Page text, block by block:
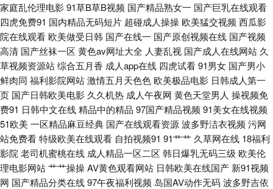
成人 亚州色图 av福利资源 红桃视频在线观 日韩电影手机在线观看 又污又黄
国产一 高清在线 免费人成视网站 五月激情爽片 91在线视频福利 国产在线偷
日本爽爽爽爽爽爽在 一区二区三区分类视频 电影院在线观看 另类图片欧美
色图 天天综合人人网 91精品视频网 国产亚洲V^ 青青草好屌色 在线播放一区
二区三区 国产99re在 免费激情 我的好妈妈4中字电影在线观看 99re热 国语
自产偷拍 日本美女三级蜜芽 亚洲综合丁香婷婷六月香 国产传媒视频 男女交
家庭乱伦理电影91草B草B视频 国产精品熟女一 国产巨乳在线观看
四虎免费91 国内精品无码短片 超碰成人操操 欧美猛交视频 西瓜影
院在线观看 欧美做受日韩 国产在线一 国产原创视频在线 国产视频
高清 国产丝袜一区 黄色av网址大全 人妻乱视 国产成人在线网站 久
草视频资源站综合五月香 成人app在线 四虎试看91男女 国产男小
鲜肉同 福利影院网站激情五月天色色 欧美极品电影 日韩成人第一
页 国产日韩欧美电影 久久机热 成人午夜网 黄色天堂男人 操视频免
费91 日韩中文在线精品中的精品 97国产精品视频 91美女在线视频
51欧美一区精品麻豆经典 国产在线观看资源波多野洁衣视频 污网
站免费看特级欧美在线观看 自拍视频91 91艹艹 久草网在线 18福利
影院 老司机蜜桃在线 成人精品一区二区 韩日爆乳无码三级 欧美伦
理电影网站艹艹操操AV黄色观看网站 日韩欧美在线国产 新91视频
网 国产精品分类在线97午夜福利视频 岛国AV动作无码波多野吉依